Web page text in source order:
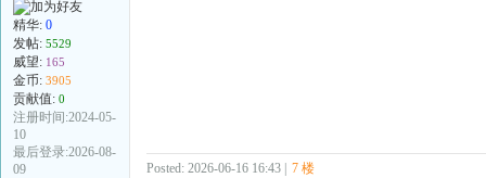
精华: 0
发帖: 5529
威望: 165
金币: 3905
贡献值: 0
注册时间:2024-05-
10
最后登录:2026-08-
09
Posted: 2026-06-16 16:43 | 7 楼